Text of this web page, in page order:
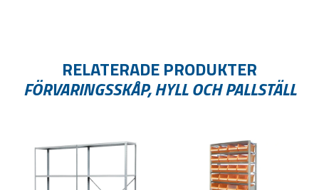
RELATERADE PRODUKTER
FÖRVARINGSSKÅP, HYLL OCH PALLSTÄLL